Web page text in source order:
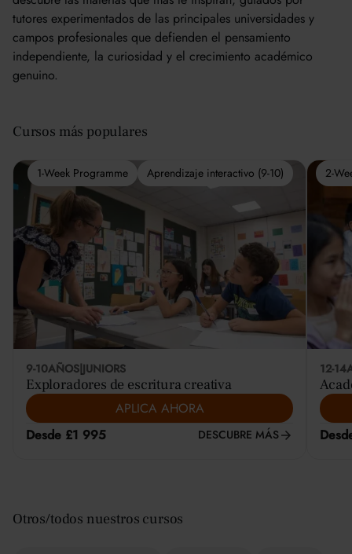
tutores experimentados de las principales universidades y
campos profesionales que defienden el pensamiento
independiente, la curiosidad y el crecimiento académico
genuino.
Cursos más populares
9-10AÑOS JUNIORS
Exploradores de escritura creativa
APLICA AHORA
Desde £1 995
DESCUBRE MÁS
1-Week Programme Aprendizaje interactivo (9-10)
12-14
2-
Otros/todos nuestros cursos